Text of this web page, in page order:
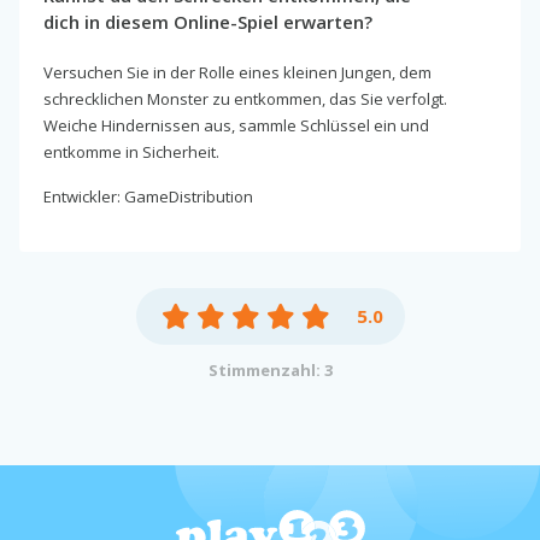
dich in diesem Online-Spiel erwarten?
Versuchen Sie in der Rolle eines kleinen Jungen, dem
schrecklichen Monster zu entkommen, das Sie verfolgt.
Weiche Hindernissen aus, sammle Schlüssel ein und
entkomme in Sicherheit.
Entwickler: GameDistribution
5.0
Stimmenzahl: 3